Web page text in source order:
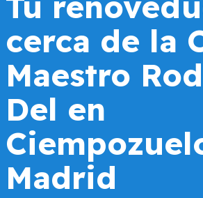
cerca de la
Maestro
Del en
Madrid